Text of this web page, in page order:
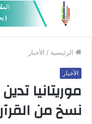
الرئيسية / الأخبار
الأخبار
موريتانيا
نسخ من